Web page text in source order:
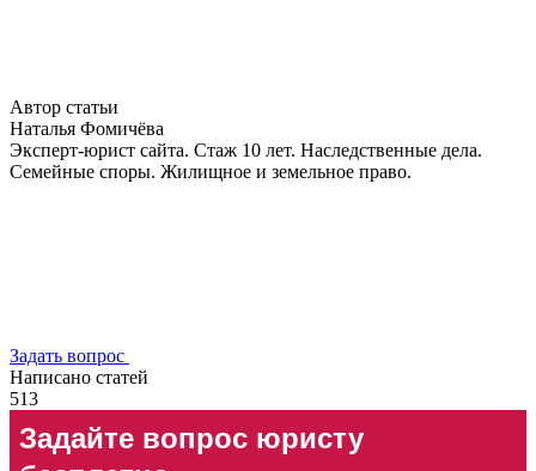
Автор статьи
Наталья Фомичёва
Эксперт-юрист сайта. Стаж 10 лет. Наследственные дела.
Семейные споры. Жилищное и земельное право.
Задать вопрос
Написано статей
513